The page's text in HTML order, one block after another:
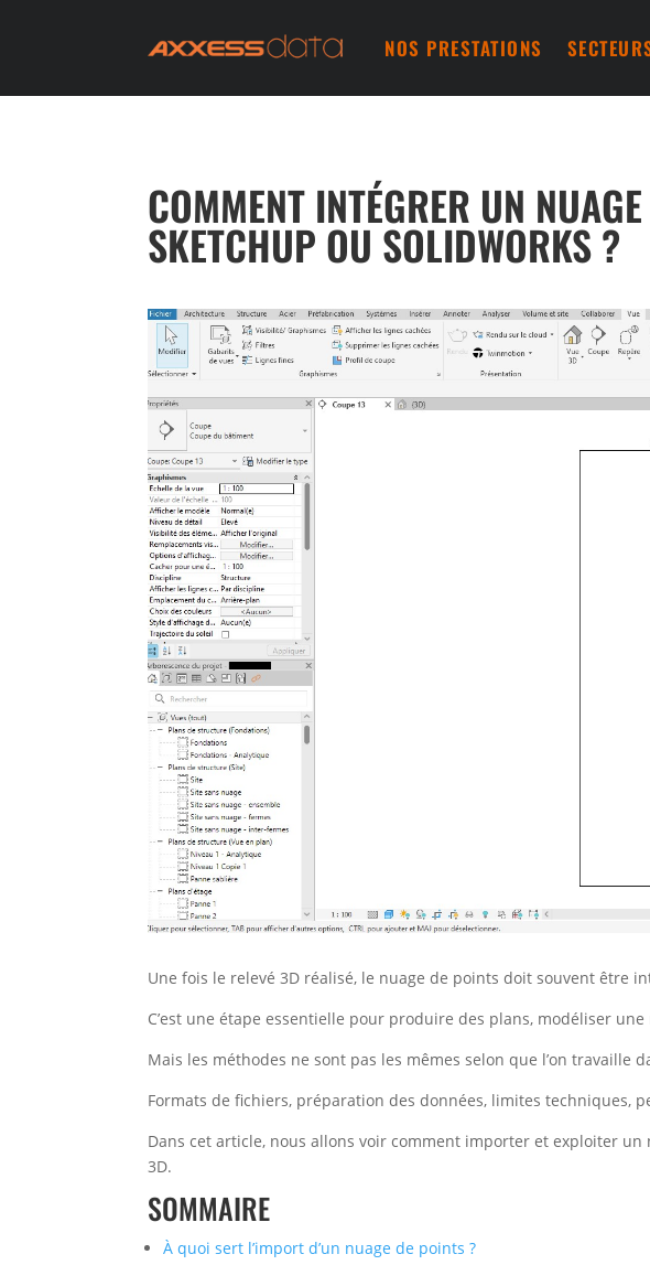
NOS PRESTATIONS
COMMENT INTÉGRER UN
SKETCHUP OU SOLIDWORKS ?
Une fois le relevé 3D réalisé, le nuage de points doit souvent être
C’est une étape essentielle pour produire des plans, modéliser
Mais les méthodes ne sont pas les mêmes selon que l’on travaille
Formats de fichiers, préparation des données, limites
Dans cet article, nous allons voir comment importer et exploiter
3D.
SOMMAIRE
À quoi sert l’import d’un nuage de points ?